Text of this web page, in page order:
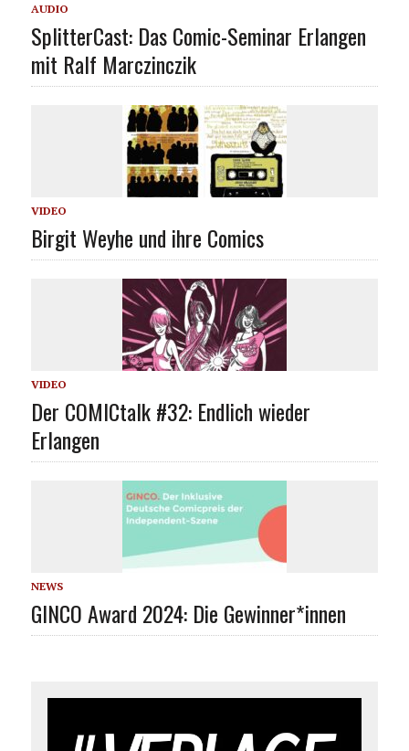
AUDIO
SplitterCast: Das Comic-Seminar Erlangen
mit Ralf Marczinczik
VIDEO
Birgit Weyhe und ihre Comics
VIDEO
Der COMICtalk #32: Endlich wieder
Erlangen
NEWS
GINCO Award 2024: Die Gewinner*innen